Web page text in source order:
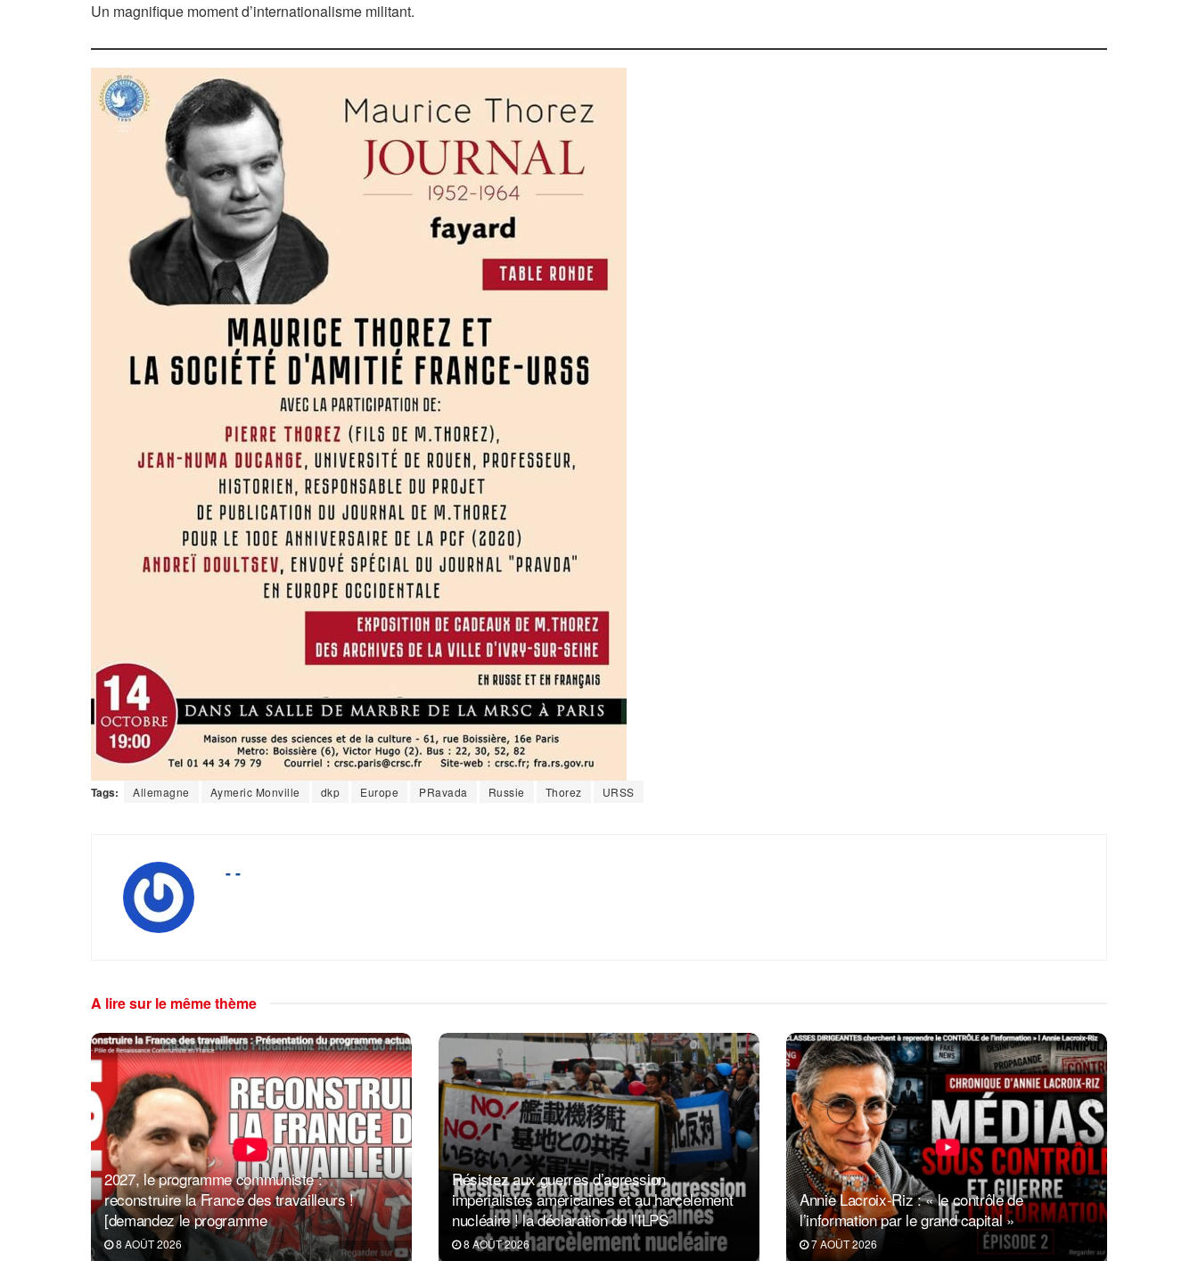
Un magnifique moment d’internationalisme militant.
Tags: Allemagne Aymeric Monville dkp Europe PRavada Russie Thorez URSS
- -
A lire sur le même thème
2027, le programme communiste :
reconstruire la France des travailleurs !
[demandez le programme
8 AOÛT 2026
Résistez aux guerres d’agression
impérialistes américaines et au harcèlement
nucléaire ! la déclaration de l’ILPS
8 AOÛT 2026
Annie Lacroix-Riz : « le contrôle de
l’information par le grand capital »
7 AOÛT 2026